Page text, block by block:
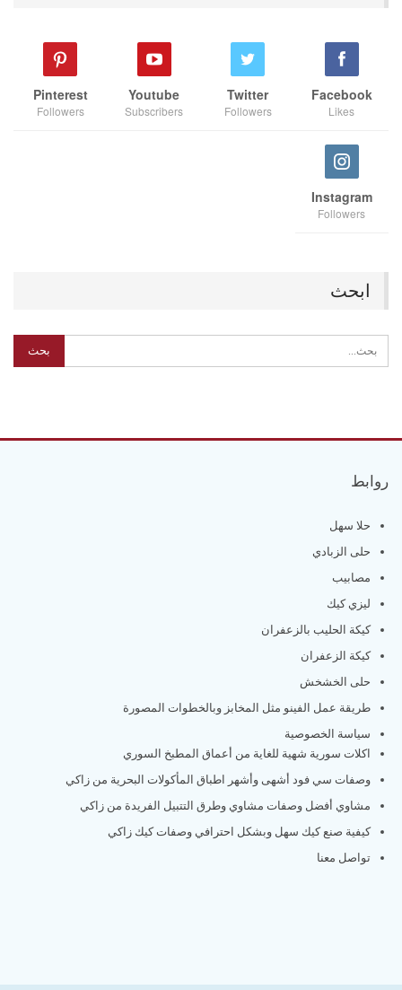
Facebook
Likes
Twitter
Followers
Youtube
Subscribers
Pinterest
Followers
Instagram
Followers
ابحث
روابط
حلا سهل
حلى الزبادي
مصابيب
ليزي كيك
كيكة الحليب بالزعفران
كيكة الزعفران
حلى الخشخش
طريقة عمل الفينو مثل المخابز وبالخطوات المصورة
سياسة الخصوصية
اكلات سورية شهية للغاية من أعماق المطبخ السوري
وصفات سي فود أشهى وأشهر اطباق المأكولات البحرية من زاكي
مشاوي أفضل وصفات مشاوي وطرق التتبيل الفريدة من زاكي
كيفية صنع كيك سهل وبشكل احترافي وصفات كيك زاكي
تواصل معنا